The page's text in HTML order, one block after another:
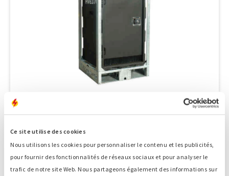
Ce site utilise des cookies
Nous utilisons les cookies pour personnaliser le contenu et les publicités,
pour fournir des fonctionnalités de réseaux sociaux et pour analyser le
trafic de notre site Web. Nous partageons également des informations sur
Boîte de dérivation
2 x 63 A + 2 x 32 A + 3 x 230 V